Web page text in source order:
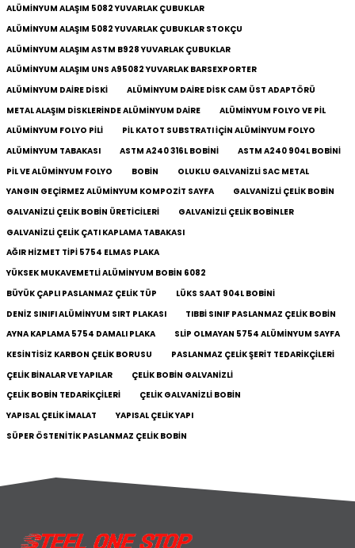
ALÜMINYUM ALAŞIM 5082 YUVARLAK ÇUBUKLAR
ALÜMINYUM ALAŞIM 5082 YUVARLAK ÇUBUKLAR STOKÇU
ALÜMINYUM ALAŞIM ASTM B928 YUVARLAK ÇUBUKLAR
ALÜMINYUM ALAŞIM UNS A95082 YUVARLAK BARSEXPORTER
ALÜMINYUM DAIRE DISKI
ALÜMINYUM DAIRE DISK CAM ÜST ADAPTÖRÜ
METAL ALAŞIM DISKLERINDE ALÜMINYUM DAIRE
ALÜMINYUM FOLYO VE PIL
ALÜMINYUM FOLYO PILI
PIL KATOT SUBSTRATI IÇIN ALÜMINYUM FOLYO
ALÜMINYUM TABAKASI
ASTM A240 316L BOBINI
ASTM A240 904L BOBINI
PIL VE ALÜMINYUM FOLYO
BOBIN
OLUKLU GALVANIZLI SAC METAL
YANGIN GEÇIRMEZ ALÜMINYUM KOMPOZIT SAYFA
GALVANIZLI ÇELIK BOBIN
GALVANIZLI ÇELIK BOBIN ÜRETICILERI
GALVANIZLI ÇELIK BOBINLER
GALVANIZLI ÇELIK ÇATI KAPLAMA TABAKASI
AĞIR HIZMET TIPI 5754 ELMAS PLAKA
YÜKSEK MUKAVEMETLI ALÜMINYUM BOBIN 6082
BÜYÜK ÇAPLI PASLANMAZ ÇELIK TÜP
LÜKS SAAT 904L BOBINI
DENIZ SINIFI ALÜMINYUM SIRT PLAKASI
TIBBI SINIF PASLANMAZ ÇELIK BOBIN
AYNA KAPLAMA 5754 DAMALI PLAKA
SLIP OLMAYAN 5754 ALÜMINYUM SAYFA
KESINTISIZ KARBON ÇELIK BORUSU
PASLANMAZ ÇELIK ŞERIT TEDARIKÇILERI
ÇELIK BINALAR VE YAPILAR
ÇELIK BOBIN GALVANIZLI
ÇELIK BOBIN TEDARIKÇILERI
ÇELIK GALVANIZLI BOBIN
YAPISAL ÇELIK IMALAT
YAPISAL ÇELIK YAPI
SÜPER ÖSTENITIK PASLANMAZ ÇELIK BOBIN